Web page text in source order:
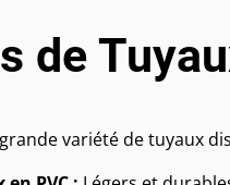
de
variété de tuyaux